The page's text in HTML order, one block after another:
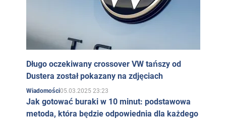
Długo oczekiwany crossover VW tańszy od
Dustera został pokazany na zdjęciach
Wiadomości05.03.2025 23:23
Jak gotować buraki w 10 minut: podstawowa
metoda, która będzie odpowiednia dla każdego